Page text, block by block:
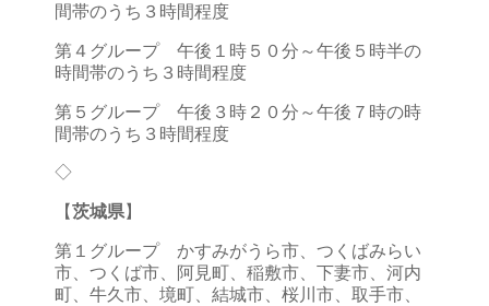
間帯のうち３時間程度
第４グループ 午後１時５０分～午後５時半の
時間帯のうち３時間程度
第５グループ 午後３時２０分～午後７時の時
間帯のうち３時間程度
◇
【茨城県】
第１グループ かすみがうら市、つくばみらい
市、つくば市、阿見町、稲敷市、下妻市、河内
町、牛久市、境町、結城市、桜川市、取手市、